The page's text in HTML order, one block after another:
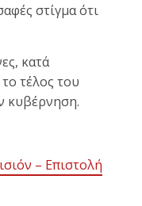
στίγμα ότι
κατά
τέλος του
κυβέρνηση.
– Επιστολή